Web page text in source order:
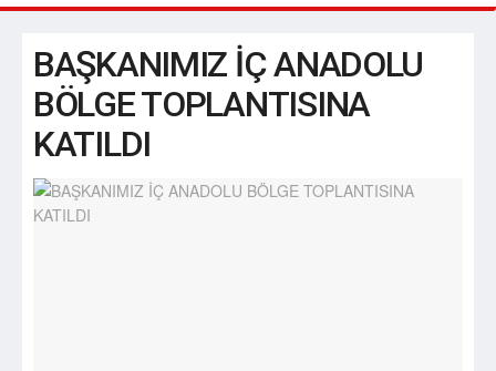
BAŞKANIMIZ İÇ ANADOLU
BÖLGE TOPLANTISINA
KATILDI